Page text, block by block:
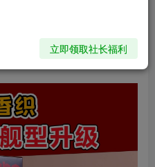
装，不是工厂流水线，是
立即领取社长福利